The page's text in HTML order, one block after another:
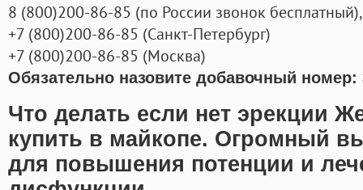
8 (800)200-86-85 (по России звонок бесплатный),
+7 (800)200-86-85 (Санкт-Петербург)
+7 (800)200-86-85 (Москва)
Обязательно назовите добавочный номер:
Что делать если нет эрекции
купить в майкопе. Огромный
для повышения потенции и